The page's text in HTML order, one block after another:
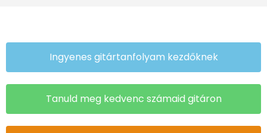
Ingyenes gitártanfolyam kezdőknek
Tanuld meg kedvenc számaid gitáron